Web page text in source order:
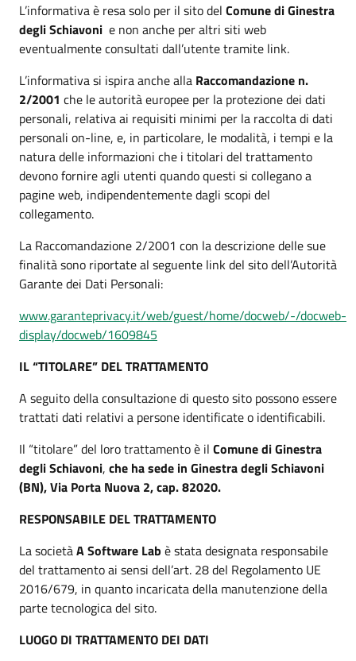
L’informativa è resa solo per il sito del Comune di Ginestra
degli Schiavoni e non anche per altri siti web
eventualmente consultati dall’utente tramite link.
L’informativa si ispira anche alla Raccomandazione n.
2/2001 che le autorità europee per la protezione dei dati
personali, relativa ai requisiti minimi per la raccolta di dati
personali on-line, e, in particolare, le modalità, i tempi e la
natura delle informazioni che i titolari del trattamento
devono fornire agli utenti quando questi si collegano a
pagine web, indipendentemente dagli scopi del
collegamento.
La Raccomandazione 2/2001 con la descrizione delle sue
finalità sono riportate al seguente link del sito dell’Autorità
Garante dei Dati Personali:
www.garanteprivacy.it/web/guest/home/docweb/-/docweb-
display/docweb/1609845
IL “TITOLARE” DEL TRATTAMENTO
A seguito della consultazione di questo sito possono essere
trattati dati relativi a persone identificate o identificabili.
Il “titolare” del loro trattamento è il Comune di Ginestra
degli Schiavoni, che ha sede in Ginestra degli Schiavoni
(BN), Via Porta Nuova 2, cap. 82020.
RESPONSABILE DEL TRATTAMENTO
La societàA Software Lab è stata designata responsabile
del trattamento ai sensi dell’art. 28 del Regolamento UE
2016/679, in quanto incaricata della manutenzione della
parte tecnologica del sito.
LUOGO DI TRATTAMENTO DEI DATI